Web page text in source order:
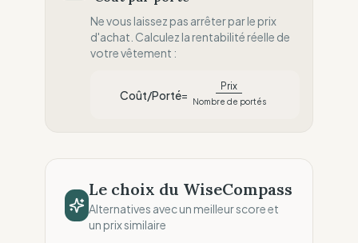
Ne vous laissez pas arrêter par le prix
d'achat. Calculez la rentabilité réelle de
votre vêtement :
Coût/Porté=
Prix
Nombre de portés
Le choix du WiseCompass
Alternatives avec un meilleur score et
un prix similaire